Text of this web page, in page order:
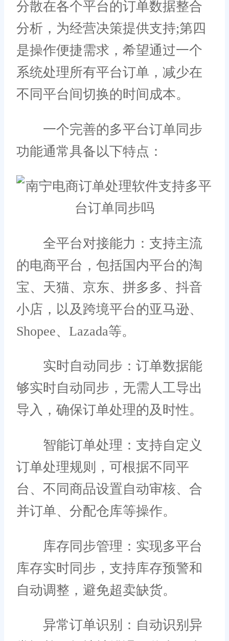
分散在各个平台的订单数据整合
分析，为经营决策提供支持;第四
是操作便捷需求，希望通过一个
系统处理所有平台订单，减少在
不同平台间切换的时间成本。
一个完善的多平台订单同步
功能通常具备以下特点：
全平台对接能力：支持主流
的电商平台，包括国内平台的淘
宝、天猫、京东、拼多多、抖音
小店，以及跨境平台的亚马逊、
Shopee、Lazada等。
实时自动同步：订单数据能
够实时自动同步，无需人工导出
导入，确保订单处理的及时性。
智能订单处理：支持自定义
订单处理规则，可根据不同平
台、不同商品设置自动审核、合
并订单、分配仓库等操作。
库存同步管理：实现多平台
库存实时同步，支持库存预警和
自动调整，避免超卖缺货。
异常订单识别：自动识别异